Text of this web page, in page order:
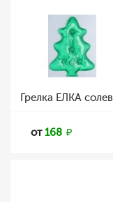
Грелка ЕЛКА
от168